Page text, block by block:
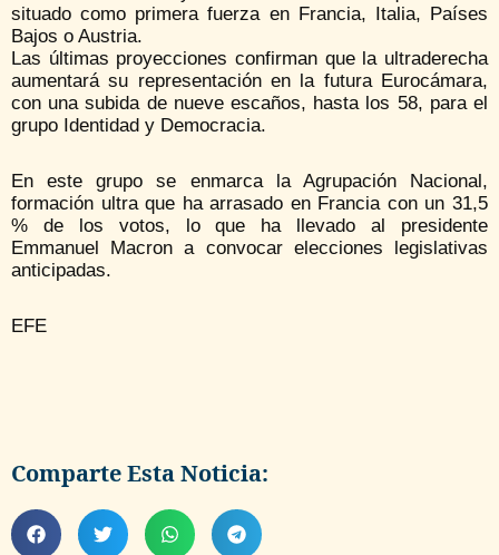
situado como primera fuerza en Francia, Italia, Países
Bajos o Austria.
Las últimas proyecciones confirman que la ultraderecha
aumentará su representación en la futura Eurocámara,
con una subida de nueve escaños, hasta los 58, para el
grupo Identidad y Democracia.
En este grupo se enmarca la Agrupación Nacional,
formación ultra que ha arrasado en Francia con un 31,5
% de los votos, lo que ha llevado al presidente
Emmanuel Macron a convocar elecciones legislativas
anticipadas.
EFE
Comparte Esta Noticia: